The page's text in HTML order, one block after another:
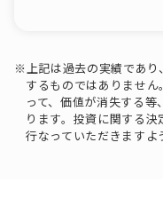
※上記は過去の実績であり
するものではありませ
って、価値が消失する
ります。投資に関する
行なっていただきますよ